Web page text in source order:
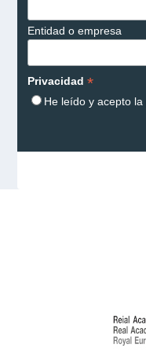
Entidad o empresa
Privacidad *
He leído y acepto la